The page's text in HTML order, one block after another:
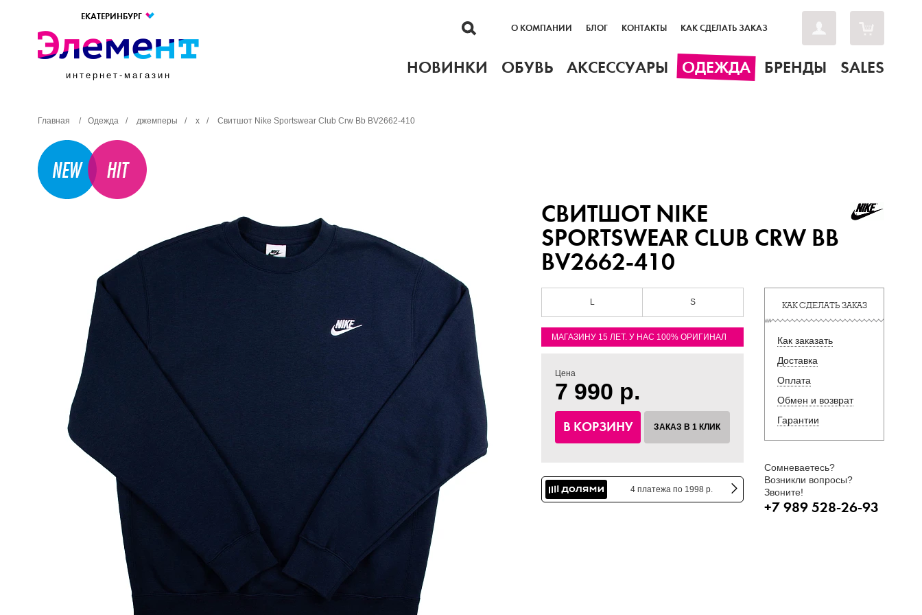
ЕКАТЕРИНБУРГ
интернет-магазин
О КОМПАНИИ БЛОГ КОНТАКТЫ КАК СДЕЛАТЬ ЗАКАЗ
НОВИНКИ ОБУВЬ АКСЕССУАРЫ ОДЕЖДА БРЕНДЫ SALES
Главная / Одежда / джемперы / х / Свитшот Nike Sportswear Club Crw Bb BV2662-410
СВИТШОТ NIKE
SPORTSWEAR CLUB CRW BB
BV2662-410
L S
МАГАЗИНУ 15 ЛЕТ. У НАС 100% ОРИГИНАЛ
Цена
7 990 р.
В КОРЗИНУ ЗАКАЗ В 1 КЛИК
4 платежа по 1998 р.
КАК СДЕЛАТЬ ЗАКАЗ
Как заказать
Доставка
Оплата
Обмен и возврат
Гарантии
Сомневаетесь?
Возникли вопросы?
Звоните!
+7 989 528-26-93